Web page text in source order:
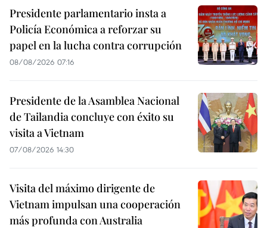
Presidente parlamentario insta a
Policía Económica a reforzar su
papel en la lucha contra corrupción
08/08/2026 07:16
Presidente de la Asamblea Nacional
de Tailandia concluye con éxito su
visita a Vietnam
07/08/2026 14:30
Visita del máximo dirigente de
Vietnam impulsan una cooperación
más profunda con Australia